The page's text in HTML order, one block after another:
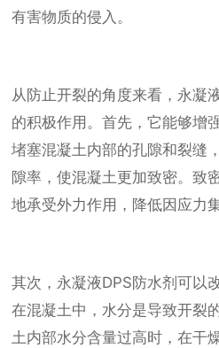
有害物质的侵入。
从防止开裂的角度来看，永凝
的积极作用。首先，它能够增
堵塞混凝土内部的孔隙和裂缝
隙率，使混凝土更加致密。致
地承受外力作用，降低因应力
其次，永凝液DPS防水剂可以
在混凝土中，水分是导致开裂
土内部水分含量过高时，在干